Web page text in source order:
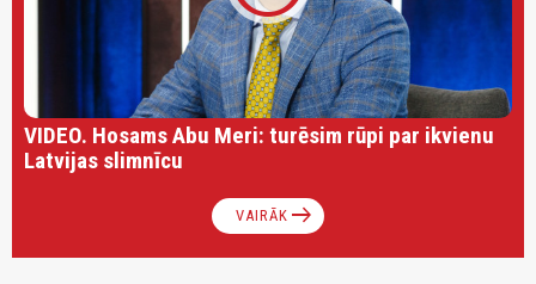
VIDEO. Hosams Abu Meri: turēsim rūpi par ikvienu
Latvijas slimnīcu
VAIRĀK arrow_right_alt